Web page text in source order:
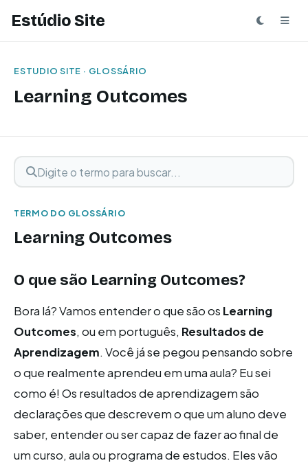
Estúdio Site
ESTUDIO SITE · GLOSSÁRIO
Learning Outcomes
Buscar termo
Digite o termo para buscar
TERMO DO GLOSSÁRIO
Learning Outcomes
O que são Learning Outcomes?
Bora lá? Vamos entender o que são os Learning
Outcomes, ou em português, Resultados de
Aprendizagem. Você já se pegou pensando sobre
o que realmente aprendeu em uma aula? Eu sei
como é! Os resultados de aprendizagem são
declarações que descrevem o que um aluno deve
saber, entender ou ser capaz de fazer ao final de
um curso, aula ou programa de estudos. Eles vão